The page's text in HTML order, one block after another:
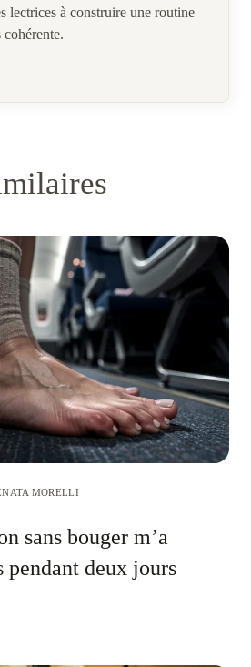
lectrices à construire une routine
MORELLI
sans bouger m’a
pendant deux jours